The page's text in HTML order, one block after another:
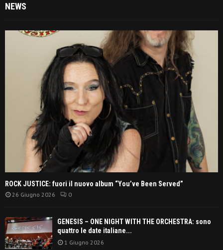
NEWS
ROCK JUSTICE: fuori il nuovo album “You’ve Been Served”
26 Giugno 2026 0
GENESIS – ONE NIGHT WITH THE ORCHESTRA: sono
quattro le date italiane...
1 Giugno 2026